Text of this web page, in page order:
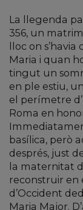
La llegenda
356, un
lloc on
Maria i quan
tingut un
en ple estiu,
el perímetre
Roma en
basílica, però
després, just
la maternitat
reconstruir en
d’Occident
Maria Major.